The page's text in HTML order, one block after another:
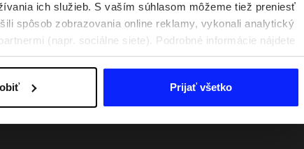
ich služieb. S vaším súhlasom môžeme tiež preniesť
spôsob zobrazovania online reklamy, vykonali analytický
(napr. sociálne siete). Podrobné informácie nájdete
Prijať všetko
outfity. Ako sa obliecť na
festivaly?
Nová kolekcia 4F na
Športová funkčnosť sa